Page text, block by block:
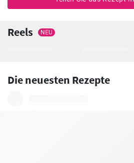
Reels NEU
Die neuesten Rezepte